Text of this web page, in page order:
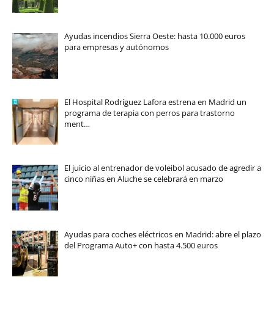
Ayudas incendios Sierra Oeste: hasta 10.000 euros
para empresas y autónomos
El Hospital Rodríguez Lafora estrena en Madrid un
programa de terapia con perros para trastorno
ment…
El juicio al entrenador de voleibol acusado de agredir a
cinco niñas en Aluche se celebrará en marzo
Ayudas para coches eléctricos en Madrid: abre el plazo
del Programa Auto+ con hasta 4.500 euros